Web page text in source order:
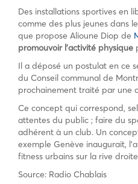
Des installations sportives en
comme des plus jeunes dans
que propose Alioune Diop de
promouvoir l’activité physique
Il a déposé un postulat en ce
du Conseil communal de
prochainement traité par une
Ce concept qui correspond,
attentes du public ; faire du
adhérent à un club. Un
exemple Genève inaugurait,
fitness urbains sur la rive
Source: Radio Chablais